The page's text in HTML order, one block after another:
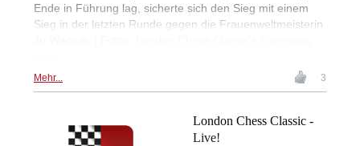
Ende in Führung lag, sicherte sich den Sieg mit einem
Sieg in der letzten Runde gegen die Frauenweltmeisterin
Mehr... 3
London Chess Classic -
Live!